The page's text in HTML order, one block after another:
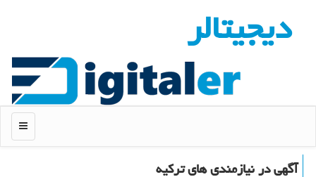
دیجیتالر
منو
آگهی در نیازمندی های تركیه